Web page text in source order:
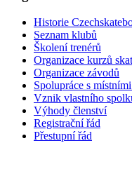
Historie
Seznam klubů
Školení trenérů
Organizace kurzů
Organizace závodů
Spolupráce s
Vznik vlastního
Výhody členství
Registrační řád
Přestupní řád